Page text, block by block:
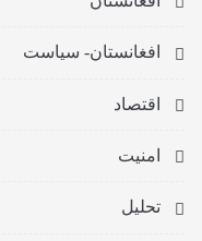
افغانستان- سیاست
اقتصاد
امنیت
تحلیل